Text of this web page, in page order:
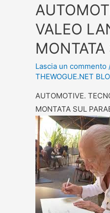
VALEO
Lascia un commento
THEWOGUE.NET
AUTOMOTIVE.
MONTATA SUL